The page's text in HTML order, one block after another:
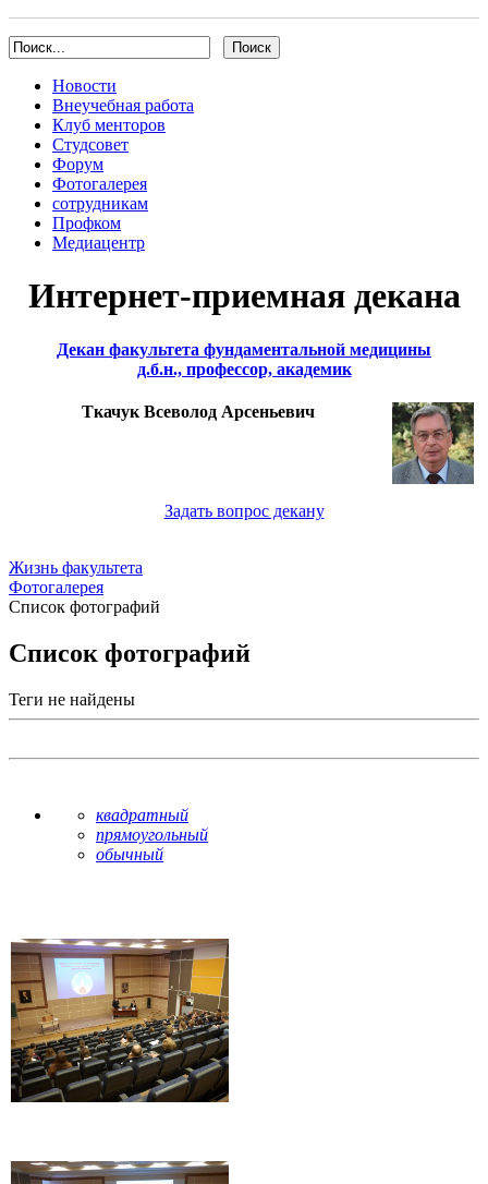
Новости
Внеучебная работа
Клуб менторов
Студсовет
Форум
Фотогалерея
сотрудникам
Профком
Медиацентр
Интернет-приемная декана
Декан факультета фундаментальной медицины
д.б.н., профессор, академик
Ткачук Всеволод Арсеньевич
Задать вопрос декану
Жизнь факультета
Фотогалерея
Список фотографий
Список фотографий
Теги не найдены
квадратный
прямоугольный
обычный